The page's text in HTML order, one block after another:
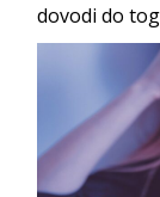
dovodi do